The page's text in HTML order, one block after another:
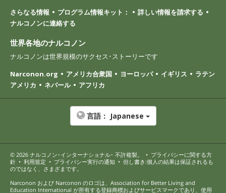
さらなる情報
プログラム情報キット：
詳しい情報を請求する
ナルコノンに連絡する
世界各地のナルコノン
ナルコノンは世界規模のサクセス･ストーリーです
Narconon.org
アメリカ合衆国 ヨーロッパ イギリス
ラテン
アメリカ
ネパール アフリカ
言語： Japanese
© 2026 ナルコノン･インターナショナル･ 不許複製。 • プライバシーに関する方
針 • 利用規定 • プライバシー実行の通知 • 但し書き:個人の結果は保証されるも
のではなく、さまざまです。
Narconon および Narconon のロゴは、Association for Better Living and
Education International が所有する登録商標およびサービスマークであり、使用